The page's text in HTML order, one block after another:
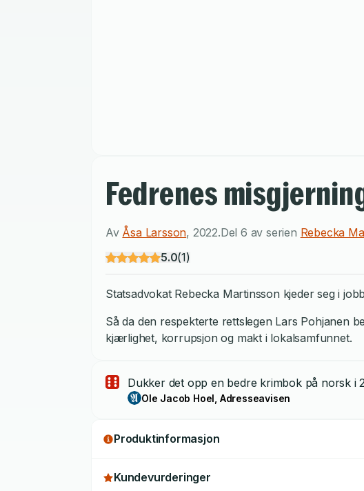
Fedrenes
Av Åsa Larsson, 2022.Del 6 av serien Rebecka
5.0(1)
Statsadvokat Rebecka Martinsson kjeder seg i
Så da den respekterte rettslegen Lars Pohjanen
kjærlighet, korrupsjon og makt i lokalsamfunnet.
Dukker det opp en bedre krimbok på norsk i
Ole Jacob Hoel, Adresseavisen
Produktinformasjon
Kundevurderinger